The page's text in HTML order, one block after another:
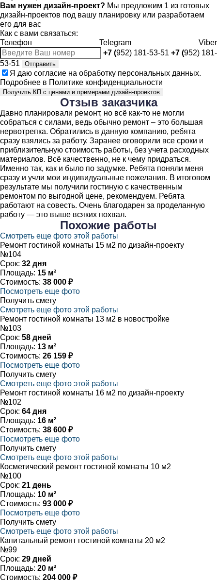
Вам нужен дизайн-проект? Мы предложим 1 из готовых
дизайн-проектов под вашу планировку или разработаем
его для вас
Как с вами связаться:
Телефон
Telegram
Viber
+7 (952) 181-53-51 +7 (952) 181-
53-51
Отправить
Я даю согласие на обработку персональных данных.
Подробнее в Политике конфиденциальности
Получить КП с ценами и примерами дизайн-проектов
Отзыв заказчика
Давно планировали ремонт, но всё как-то не могли
собраться с силами, ведь обычно ремонт – это большая
нервотрепка. Обратились в данную компанию, ребята
сразу взялись за работу. Заранее оговорили все сроки и
приблизительную стоимость работы, без учета расходных
материалов. Всё качественно, не к чему придраться.
Именно так, как и было по задумке. Ребята поняли меня
сразу и учли мои индивидуальные пожелания. В итоговом
результате мы получили гостиную с качественным
ремонтом по выгодной цене, рекомендуем. Ребята
работают на совесть. Очень благодарен за проделанную
работу — это выше всяких похвал.
Похожие работы
Смотреть еще фото этой работы
Ремонт гостиной комнаты 15 м2 по дизайн-проекту
№104
Срок: 32 дня
Площадь: 15 м²
Стоимость: 38 000 ₽
Посмотреть еще фото
Получить смету
Смотреть еще фото этой работы
Ремонт гостиной комнаты 13 м2 в новостройке
№103
Срок: 58 дней
Площадь: 13 м²
Стоимость: 26 159 ₽
Посмотреть еще фото
Получить смету
Смотреть еще фото этой работы
Ремонт гостиной комнаты 16 м2 по дизайн-проекту
№102
Срок: 64 дня
Площадь: 16 м²
Стоимость: 38 600 ₽
Посмотреть еще фото
Получить смету
Смотреть еще фото этой работы
Косметический ремонт гостиной комнаты 10 м2
№100
Срок: 21 день
Площадь: 10 м²
Стоимость: 93 000 ₽
Посмотреть еще фото
Получить смету
Смотреть еще фото этой работы
Капитальный ремонт гостиной комнаты 20 м2
№99
Срок: 29 дней
Площадь: 20 м²
Стоимость: 204 000 ₽